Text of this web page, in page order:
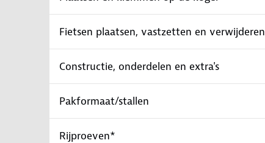
Fietsen plaatsen, vastzetten en verwijderen
Constructie, onderdelen en extra's
Pakformaat/stallen
Rijproeven*